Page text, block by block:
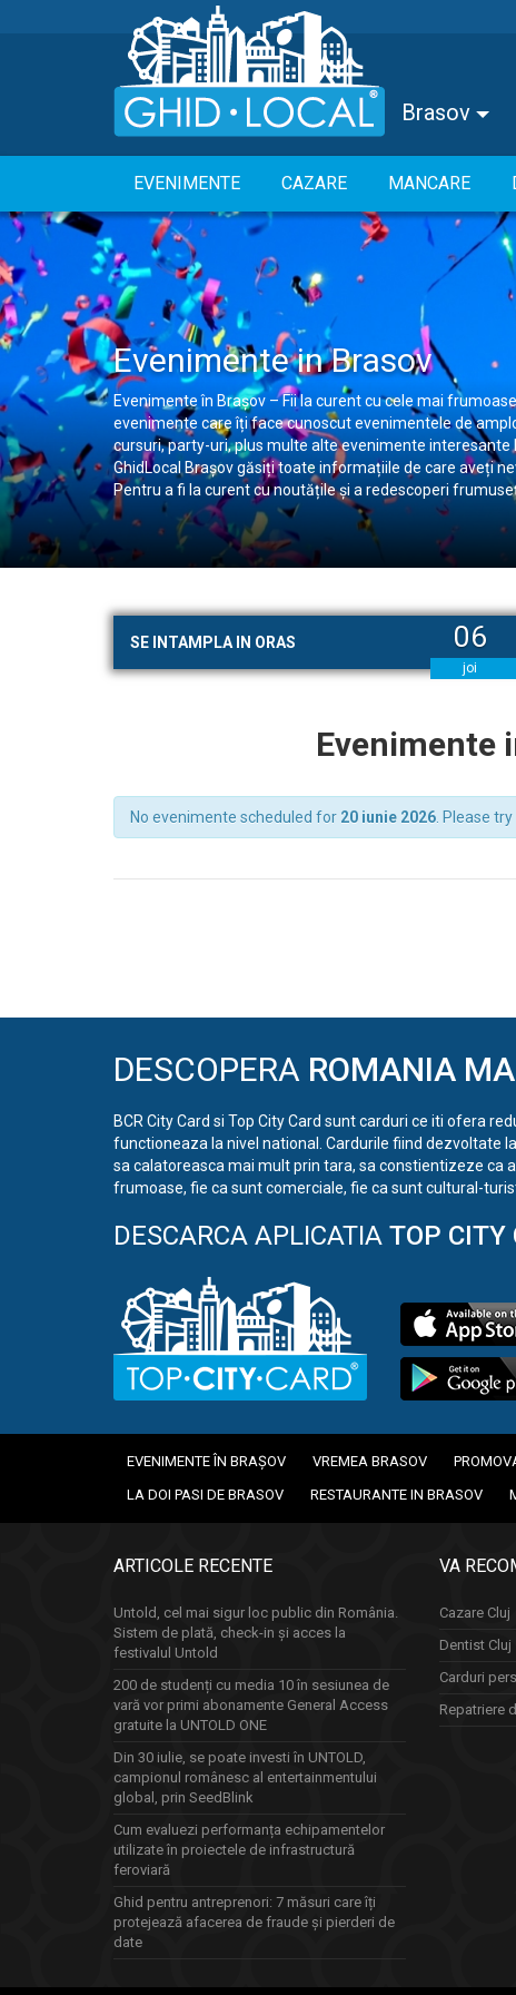
Brasov
EVENIMENTE CAZARE MANCARE
Evenimente in Brasov
Evenimente în Brașov – Fii la curent cu cele mai
evenimente care îți face cunoscut evenimentele de
cursuri, party-uri, plus multe alte evenimente interesante
GhidLocal Brașov găsiți toate informațiile de care aveți
Pentru a fi la curent cu noutățile și a redescoperi
SE INTAMPLA IN ORAS 06
joi
Evenimente
No evenimente scheduled for 20 iunie 2026 . Please
DESCOPERA ROMANIA
BCR City Card si Top City Card sunt carduri ce iti ofera
functioneaza la nivel national. Cardurile fiind dezvoltate
sa calatoreasca mai mult prin tara, sa constientizeze ca
frumoase, fie ca sunt comerciale, fie ca sunt cultural-
DESCARCA APLICATIA TOP CITY
EVENIMENTE ÎN BRAȘOV VREMEA BRASOV
LA DOI PASI DE BRASOV
RESTAURANTE IN BRASOV
ARTICOLE RECENTE
Untold, cel mai sigur loc public din România.
Sistem de plată, check-in și acces la
festivalul Untold
200 de studenți cu media 10 în sesiunea de
vară vor primi abonamente General Access
gratuite la UNTOLD ONE
Din 30 iulie, se poate investi în UNTOLD,
campionul românesc al entertainmentului
global, prin SeedBlink
Cum evaluezi performanța echipamentelor
utilizate în proiectele de infrastructură
feroviară
Ghid pentru antreprenori: 7 măsuri care îți
protejează afacerea de fraude și pierderi de
date
VA
Cazare Cluj
Dentist Cluj
Carduri
Repatriere